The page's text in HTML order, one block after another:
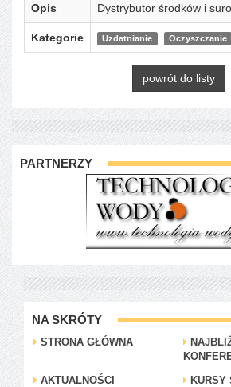
Opis Dystrybutor środków i
Kategorie Uzdatnianie Oczyszczanie
powrót do listy
PARTNERZY
NA SKRÓTY
STRONA GŁÓWNA
AKTUALNOŚCI
KURSY